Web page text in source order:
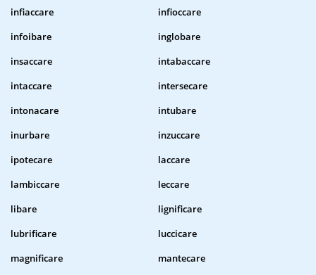
infiaccare
infioccare
infoibare
inglobare
insaccare
intabaccare
intaccare
intersecare
intonacare
intubare
inurbare
inzuccare
ipotecare
laccare
lambiccare
leccare
libare
lignificare
lubrificare
luccicare
magnificare
mantecare